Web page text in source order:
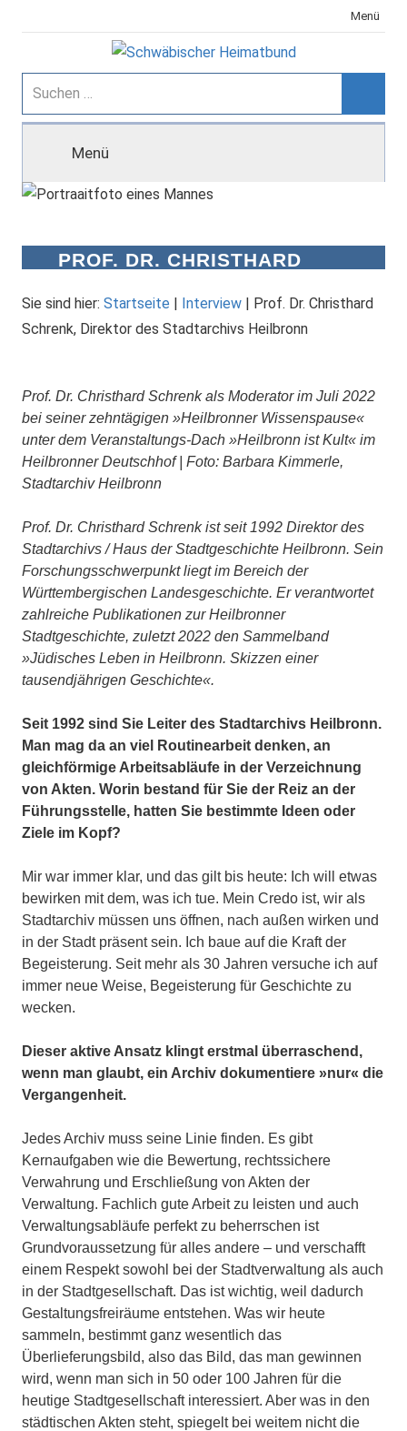
Inhalt
Menü
Schwäbischer
Heimatbund
Suchen
nach:
Menü
PROF. DR. CHRISTHARD
STADTARCHIVS HEILBRONN
Sie sind hier: Startseite | Interview | Prof. Dr. Christhard
Schrenk, Direktor des Stadtarchivs Heilbronn
Prof. Dr. Christhard Schrenk als Moderator im Juli 2022
bei seiner zehntägigen »Heilbronner Wissenspause«
unter dem Veranstaltungs-Dach »Heilbronn ist Kult« im
Heilbronner Deutschhof | Foto: Barbara Kimmerle,
Stadtarchiv Heilbronn
Prof. Dr. Christhard Schrenk ist seit 1992 Direktor des
Stadtarchivs / Haus der Stadtgeschichte Heilbronn. Sein
Forschungsschwerpunkt liegt im Bereich der
Württembergischen Landesgeschichte. Er verantwortet
zahlreiche Publikationen zur Heilbronner
Stadtgeschichte, zuletzt 2022 den Sammelband
»Jüdisches Leben in Heilbronn. Skizzen einer
tausendjährigen Geschichte«.
Seit 1992 sind Sie Leiter des Stadtarchivs Heilbronn.
Man mag da an viel Routinearbeit denken, an
gleichförmige Arbeitsabläufe in der Verzeichnung
von Akten. Worin bestand für Sie der Reiz an der
Führungsstelle, hatten Sie bestimmte Ideen oder
Ziele im Kopf?
Mir war immer klar, und das gilt bis heute: Ich will etwas
bewirken mit dem, was ich tue. Mein Credo ist, wir als
Stadtarchiv müssen uns öffnen, nach außen wirken und
in der Stadt präsent sein. Ich baue auf die Kraft der
Begeisterung. Seit mehr als 30 Jahren versuche ich auf
immer neue Weise, Begeisterung für Geschichte zu
wecken.
Dieser aktive Ansatz klingt erstmal überraschend,
wenn man glaubt, ein Archiv dokumentiere »nur« die
Vergangenheit.
Jedes Archiv muss seine Linie finden. Es gibt
Kernaufgaben wie die Bewertung, rechtssichere
Verwahrung und Erschließung von Akten der
Verwaltung. Fachlich gute Arbeit zu leisten und auch
Verwaltungsabläufe perfekt zu beherrschen ist
Grundvoraussetzung für alles andere – und verschafft
einem Respekt sowohl bei der Stadtverwaltung als auch
in der Stadtgesellschaft. Das ist wichtig, weil dadurch
Gestaltungsfreiräume entstehen. Was wir heute
sammeln, bestimmt ganz wesentlich das
Überlieferungsbild, also das Bild, das man gewinnen
wird, wenn man sich in 50 oder 100 Jahren für die
heutige Stadtgesellschaft interessiert. Aber was in den
städtischen Akten steht, spiegelt bei weitem nicht die